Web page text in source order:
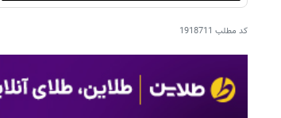
کد مطلب 1918711